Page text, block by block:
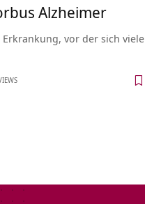
Alzheimer
vor der sich viele